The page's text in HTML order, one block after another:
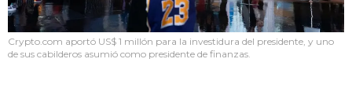
Crypto.com aportó US$ 1 millón para la investidura del presidente, y uno
de sus cabilderos asumió como presidente de finanzas.